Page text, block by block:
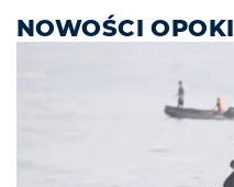
NOWOŚCI OPOKI